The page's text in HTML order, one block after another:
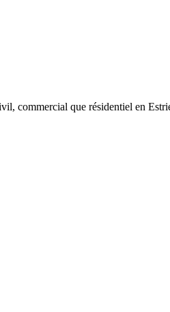
commercial que résidentiel en